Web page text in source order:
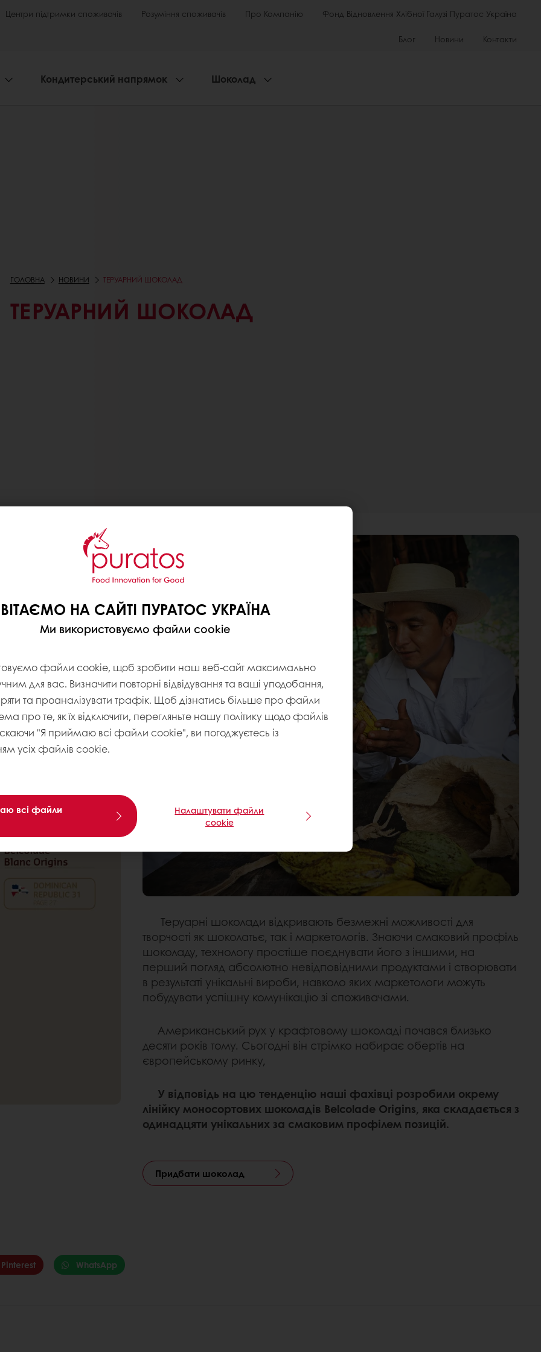
Центри підтримки споживачів Розуміння споживачів Про Компанію Фонд Відновлення Хлібної Галузі Пуратос Україна
Блог Новини Контакти
Кондитерський напрямок Шоколад
ГОЛОВНА НОВИНИ ТЕРУАРНИЙ ШОКОЛАД
ТЕРУАРНИЙ ШОКОЛАД
вина здебільшого
зроблене. Той
адже генетична
вплив на
компонентів,
ферментація, сушка,
бобів або з
називатися
своїм смаком
родом.
Теруарні шоколади відкривають безмежні можливості для
творчості як шоколатьє, так і маркетологів. Знаючи смаковий профіль
шоколаду, технологу простіше поєднувати його з іншими, на
перший погляд абсолютно невідповідними продуктами і створювати
в результаті унікальні вироби, навколо яких маркетологи можуть
побудувати успішну комунікацію зі споживачами.
Американський рух у крафтовому шоколаді почався близько
десяти років тому. Сьогодні він стрімко набирає обертів на
європейському ринку,
У відповідь на цю тенденцію наші фахівці розробили окрему
лінійку моносортових шоколадів Belcolade Origins, яка складається з
одинадцяти унікальних за смаковим профілем позицій.
Придбати шоколад
Pinterest WhatsApp
ВІТАЄМО НА САЙТІ ПУРАТОС УКРАЇНА
Ми використовуємо файли cookie
файли cookie, щоб зробити наш веб-сайт максимально
для вас. Визначити повторні відвідування та ваші уподобання,
та проаналізувати трафік. Щоб дізнатись більше про файли
про те, як їх відключити, перегляньте нашу політику щодо файлів
"Я приймаю всі файли cookie", ви погоджуєтесь із
усіх файлів cookie.
всі файли
Налаштувати файли
cookie